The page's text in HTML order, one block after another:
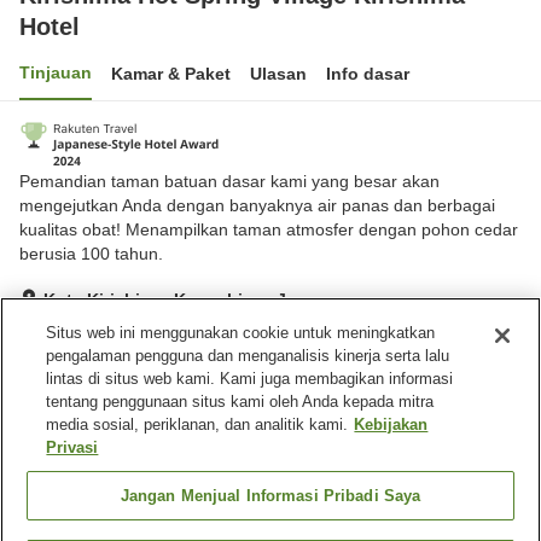
Hotel
Tinjauan Kamar & Paket Ulasan Info dasar
Pemandian taman batuan dasar kami yang besar akan
mengejutkan Anda dengan banyaknya air panas dan berbagai
kualitas obat! Menampilkan taman atmosfer dengan pohon cedar
berusia 100 tahun.
Kota Kirishima, Kagoshima, Jepang
Lihat di peta
Hebat Ulasan:88
Fasilitas properti
Tempat parkir
Sauna
Spa / Salon kecantikan
Restoran
Situs web ini menggunakan cookie untuk meningkatkan
pengalaman pengguna dan menganalisis kinerja serta lalu
lintas di situs web kami. Kami juga membagikan informasi
tentang penggunaan situs kami oleh Anda kepada mitra
media sosial, periklanan, dan analitik kami. Kebijakan
Privasi
Jangan Menjual Informasi Pribadi Saya